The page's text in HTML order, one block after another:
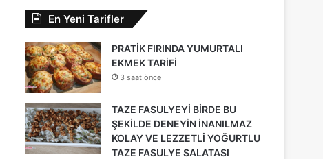
En Yeni Tarifler
PRATİK FIRINDA YUMURTALI
EKMEK TARİFİ
3 saat önce
TAZE FASULYEYİ BİRDE BU
ŞEKİLDE DENEYİN İNANILMAZ
KOLAY VE LEZZETLİ YOĞURTLU
TAZE FASULYE SALATASI